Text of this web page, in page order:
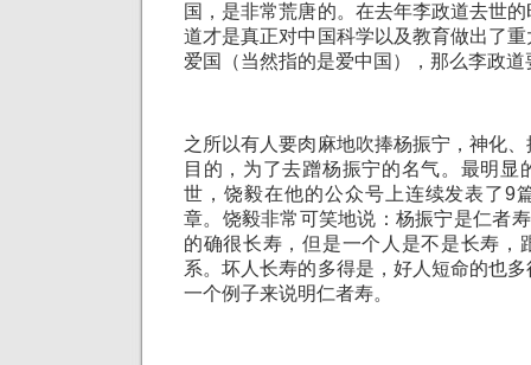
国，是非常荒唐的。在去年李政道去世
道才是真正对中国科学以及教育做出了
爱国（当然指的是爱中国），那么李政
之所以有人要肉麻地吹捧杨振宁，神化
目的，为了去蹭杨振宁的名气。最明显
世，饶毅在他的公众号上连续发表了9
章。饶毅非常可笑地说：杨振宁是仁者
的确很长寿，但是一个人是不是长寿，
系。坏人长寿的多得是，好人短命的也
一个例子来说明仁者寿。